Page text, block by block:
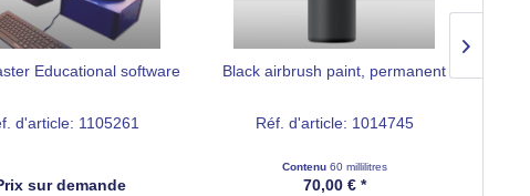
Educational software
d'article: 1105261
sur demande
Black airbrush paint, permanent
Réf. d'article: 1014745
Contenu 60 millilitres
70,00 € *